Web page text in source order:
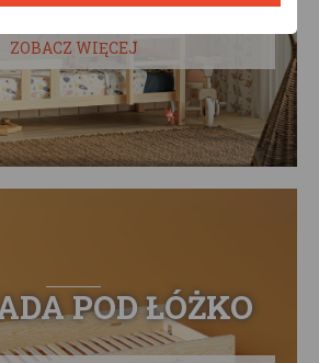
ZOBACZ WIĘCEJ
POD ŁÓŻKO